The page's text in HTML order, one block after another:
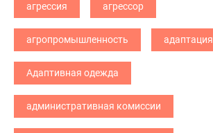
агрессия агрессор
агропромышленность адаптация
Адаптивная одежда
административная комиссии